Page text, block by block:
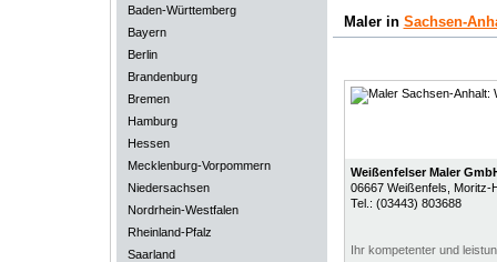
Baden-Württemberg
Bayern
Berlin
Brandenburg
Bremen
Hamburg
Hessen
Mecklenburg-Vorpommern
Niedersachsen
Nordrhein-Westfalen
Rheinland-Pfalz
Saarland
Maler in Sachsen-
Weißenfelser Maler
06667 Weißenfels , Moritz-
Tel.: (03443) 803688
Ihr kompetenter und